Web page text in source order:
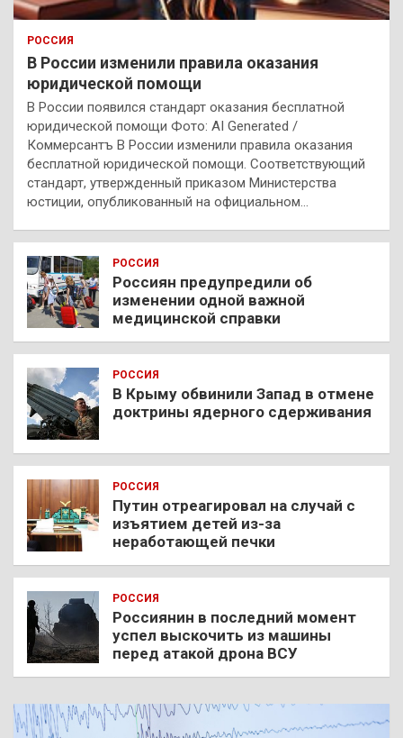
РОССИЯ
В России изменили правила оказания
юридической помощи
В России появился стандарт оказания бесплатной
юридической помощи Фото: AI Generated /
Коммерсантъ В России изменили правила оказания
бесплатной юридической помощи. Соответствующий
стандарт, утвержденный приказом Министерства
юстиции, опубликованный на официальном…
РОССИЯ
Россиян предупредили об
изменении одной важной
медицинской справки
РОССИЯ
В Крыму обвинили Запад в отмене
доктрины ядерного сдерживания
РОССИЯ
Путин отреагировал на случай с
изъятием детей из-за
неработающей печки
РОССИЯ
Россиянин в последний момент
успел выскочить из машины
перед атакой дрона ВСУ